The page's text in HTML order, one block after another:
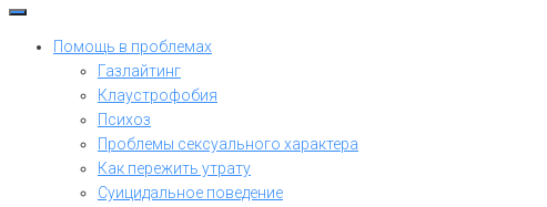
Помощь в проблемах
Газлайтинг
Клаустрофобия
Психоз
Проблемы сексуального характера
Как пережить утрату
Суицидальное поведение